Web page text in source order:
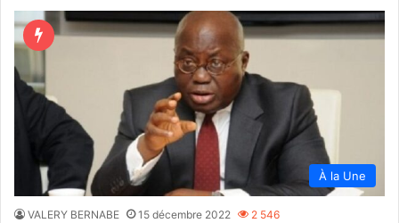
À la Une
VALERY BERNABE 15 décembre 2022 2 546